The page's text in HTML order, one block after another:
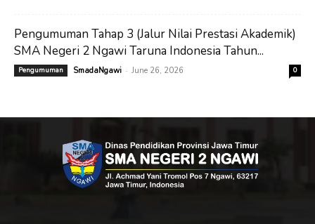
Pengumuman Tahap 3 (Jalur Nilai Prestasi Akademik)
SMA Negeri 2 Ngawi Taruna Indonesia Tahun...
Pengumuman SmadaNgawi - June 26, 2026 0